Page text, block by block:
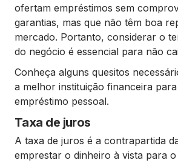
ofertam empréstimos sem
garantias, mas que não têm boa
mercado. Portanto, considerar o
do negócio é essencial para não
Conheça alguns quesitos
a melhor instituição financeira
empréstimo pessoal.
Taxa de juros
A taxa de juros é a contrapartida
emprestar o dinheiro à vista para